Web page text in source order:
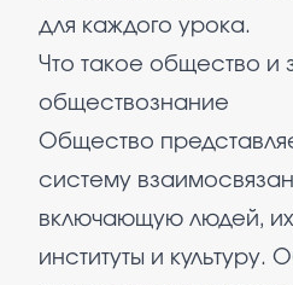
для каждого урока.
Что такое общество и
обществознание
Общество
систему
включающую людей,
институты и культуру.